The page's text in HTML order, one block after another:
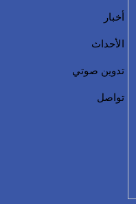
أخبار
الأحداث
تدوين صوتي
تواصل